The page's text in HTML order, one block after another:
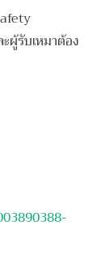
ผู้รับเหมาต้อง